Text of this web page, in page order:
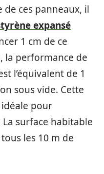
ces panneaux, il
expansé
1 cm de ce
la performance de
l’équivalent de 1
sous vide. Cette
pour
La surface habitable
les 10 m de